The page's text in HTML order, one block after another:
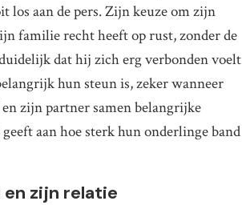
aan de pers. Zijn keuze om zijn
familie recht heeft op rust, zonder de
dat hij zich erg verbonden voelt
hun steun is, zeker wanneer
zijn partner samen belangrijke
aan hoe sterk hun onderlinge band
zijn relatie